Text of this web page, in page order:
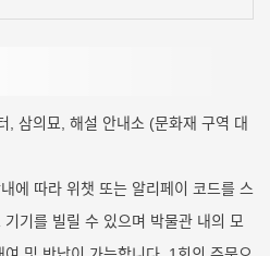
, 삼의묘, 해설 안내소 (문화재 구역 대
에 따라 위챗 또는 알리페이 코드를 스
기를 빌릴 수 있으며 박물관 내의 모